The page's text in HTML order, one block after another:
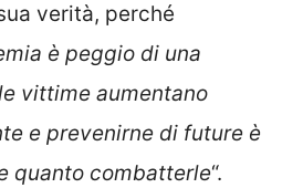
verità, perché
è peggio di una
vittime aumentano
e prevenirne di future è
quanto combatterle“.